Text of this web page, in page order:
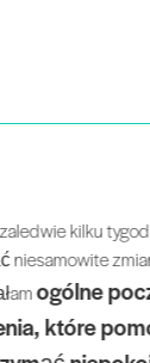
Stałem się o
siebie w moich
zajęciach.To
warte każdego